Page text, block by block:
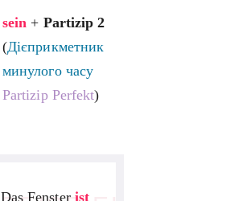
sein + Partizip 2
(Дієприкметник
минулого часу
Partizip Perfekt)
Das Fenster ist